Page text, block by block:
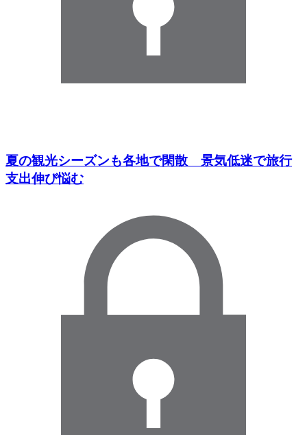
夏の観光シーズンも各地で閑散 景気低迷で旅行
支出伸び悩む